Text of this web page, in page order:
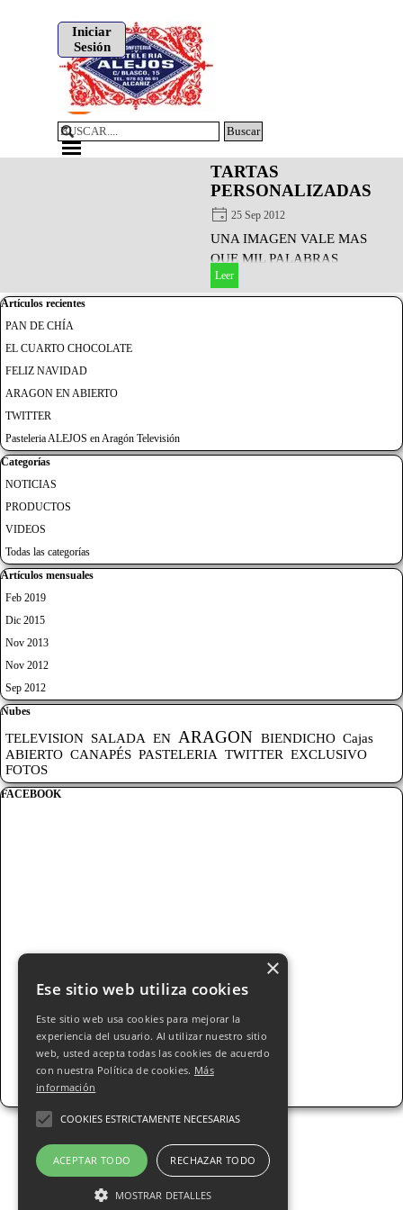
Iniciar
Sesión
Buscar
Saltar menú
TARTAS
PERSONALIZADAS
25 Sep 2012
UNA IMAGEN VALE MAS
QUE MIL PALABRAS
Leer
Saltar el bloque Artículos recientes
Artículos recientes
PAN DE CHÍA
EL CUARTO CHOCOLATE
FELIZ NAVIDAD
ARAGON EN ABIERTO
TWITTER
Pasteleria ALEJOS en Aragón Televisión
Saltar el bloque Categorías
Categorías
NOTICIAS
PRODUCTOS
VIDEOS
Todas las categorías
Saltar el bloque Artículos mensuales
Artículos mensuales
Feb 2019
Dic 2015
Nov 2013
Nov 2012
Sep 2012
Saltar el bloque Nubes
Nubes
TELEVISION SALADA EN ARAGON BIENDICHO Cajas
ABIERTO CANAPÉS PASTELERIA TWITTER EXCLUSIVO
FOTOS
Saltar el bloque FACEBOOK
FACEBOOK
© 2025 Pastelería ALEJOS s.l.. Todos los
derechos Reservados - Todos nuestros precios
×
Ese sitio web utiliza cookies
Este sitio web usa cookies para mejorar la
experiencia del usuario. Al utilizar nuestro sitio
web, usted acepta todas las cookies de acuerdo
con nuestra Política de cookies. Más
información
COOKIES ESTRICTAMENTE NECESARIAS
ACEPTAR TODO RECHAZAR TODO
MOSTRAR DETALLES